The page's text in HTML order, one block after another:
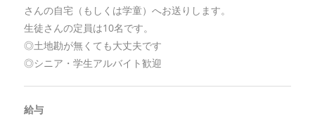
さんの自宅（もしくは学童）へお送りします。
生徒さんの定員は10名です。
◎土地勘が無くても大丈夫です
◎シニア・学生アルバイト歓迎
給与